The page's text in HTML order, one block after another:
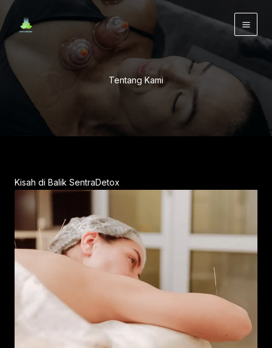
Lewati
ke
konten
Tentang Kami
Kisah di Balik SentraDetox